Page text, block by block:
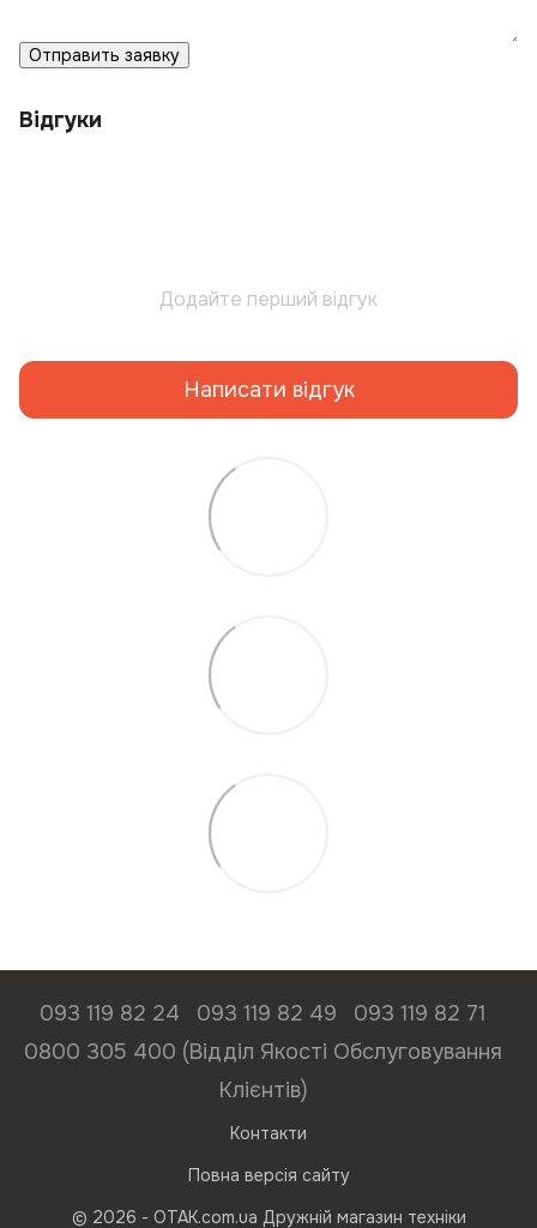
Отправить заявку
Відгуки
Додайте перший відгук
Написати відгук
093 119 82 24 093 119 82 49
093 119 82 71
0800 305 400 (Відділ Якості Обслуговування
Клієнтів)
Контакти
Повна версія сайту
© 2026 - ОТАК.com.ua Дружній магазин техніки